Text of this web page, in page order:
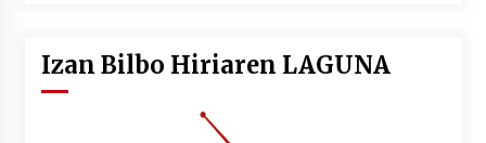
Izan Bilbo Hiriaren LAGUNA